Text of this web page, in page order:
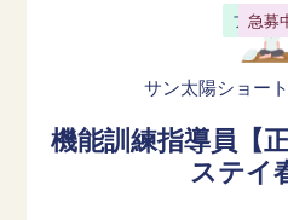
サン太陽ショー
機能訓練指導員【
ステイ
フルタ
急募